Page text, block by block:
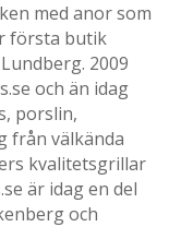
med anor som
första butik
2009
och än idag
porslin,
från välkända
kvalitetsgrillar
är idag en del
och